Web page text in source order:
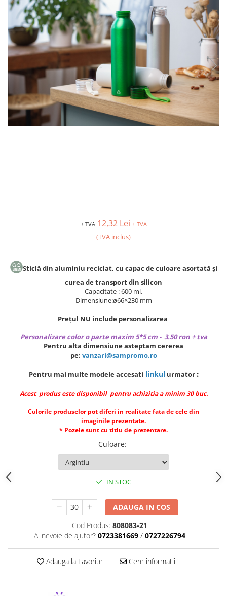
+ TVA 12,32 Lei + TVA
(TVA inclus)
Sticlă din aluminiu reciclat, cu capac de culoare asortată și
curea de transport din silicon
Capacitate : 600 ml.
Dimensiune:ø66×230 mm
Prețul NU include personalizarea
Personalizare color o parte maxim 5*5 cm - 3.50 ron + tva
Pentru alta dimensiune asteptam cererea
pe: vanzari@sampromo.ro
Pentru mai multe modele accesati linkul urmator :
Acest produs este disponibil pentru achizitia a minim 30 buc.
Culorile produselor pot diferi in realitate fata de cele din
imaginile prezentate.
* Pozele sunt cu titlu de prezentare.
Culoare:
IN STOC
ADAUGA IN COS
Cod Produs: 808083-21
Ai nevoie de ajutor? 0723381669 / 0727226794
Adauga la Favorite Cere informatii